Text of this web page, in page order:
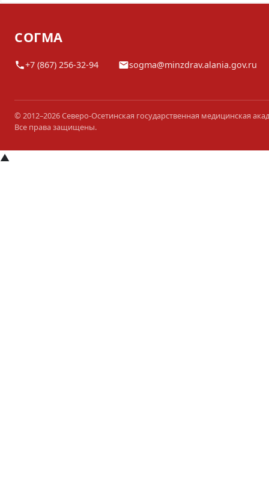
СОГМА
+7 (867) 256-32-94 sogma@minzdrav.alania.gov.ru
© 2012–2026 Северо-Осетинская государственная медицинская
Все права защищены.
▲